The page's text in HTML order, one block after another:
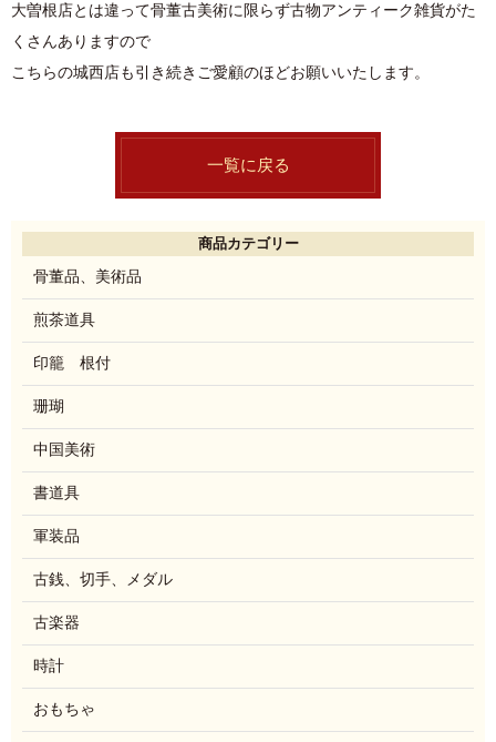
大曽根店とは違って骨董古美術に限らず古物アンティーク雑貨がた
くさんありますので
こちらの城西店も引き続きご愛顧のほどお願いいたします。
一覧に戻る
商品カテゴリー
骨董品、美術品
煎茶道具
印籠 根付
珊瑚
中国美術
書道具
軍装品
古銭、切手、メダル
古楽器
時計
おもちゃ